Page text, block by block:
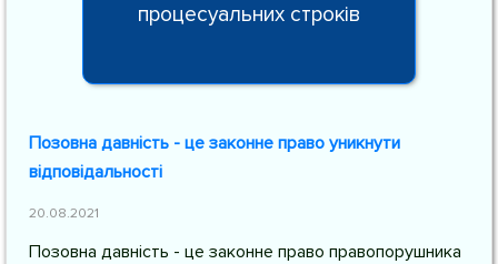
процесуальних строків
Позовна давність - це законне право уникнути
відповідальності
20.08.2021
Позовна давність - це законне право правопорушника